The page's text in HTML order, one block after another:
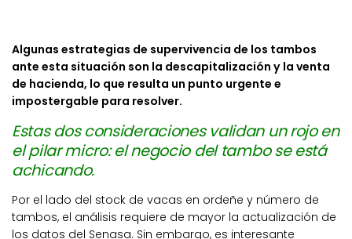
Algunas estrategias de supervivencia de los tambos
ante esta situación son la descapitalización y la venta
de hacienda, lo que resulta un punto urgente e
impostergable para resolver.
Estas dos consideraciones validan un rojo en
el pilar micro: el negocio del tambo se está
achicando.
Por el lado del stock de vacas en ordeñe y número de
tambos, el análisis requiere de mayor la actualización de
los datos del Senasa. Sin embargo, es interesante